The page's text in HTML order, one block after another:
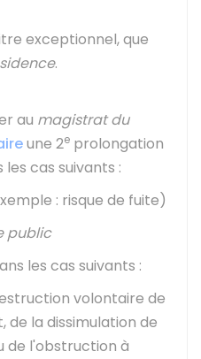
exceptionnel, que
.
au magistrat du
une 2e prolongation
cas suivants :
: risque de fuite)
public
les cas suivants :
volontaire de
la dissimulation de
de l'obstruction à